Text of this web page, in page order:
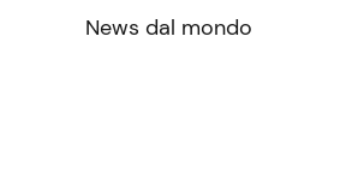
News dal mondo